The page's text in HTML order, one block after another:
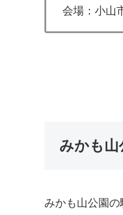
会場：小山
みかも山
みかも山公園